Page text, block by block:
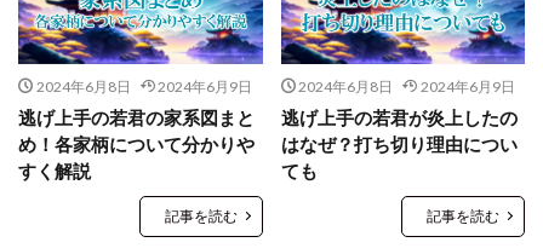
2024年6月8日 2024年6月9日
逃げ上手の若君の家系図まと
め！各家柄について分かりや
すく解説
記事を読む
2024年6月8日 2024年6月9日
逃げ上手の若君が炎上したの
はなぜ？打ち切り理由につい
ても
記事を読む